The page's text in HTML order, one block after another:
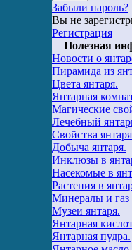
Забыли пароль?
Вы не
Регистрация
Полезная
Новости о
Пирамида из
Цвета янтаря.
Янтарная
Магические
Лечебный
Свойства янтаря
Добыча янтаря.
Инклюзы в
Насекомые в
Растения в
Минералы и газ
Музеи янтаря.
Янтарная
Янтарная пудра.